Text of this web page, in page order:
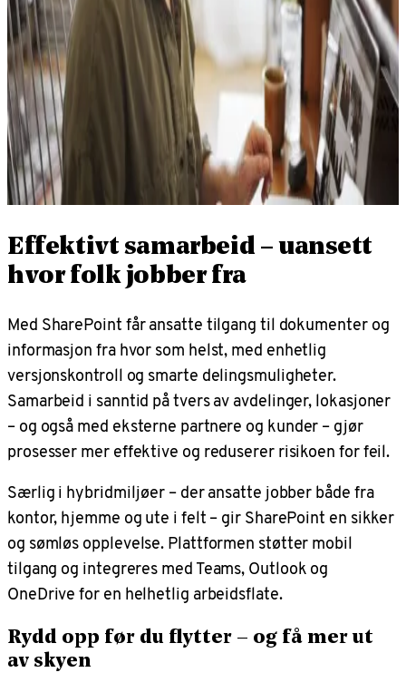
Effektivt samarbeid – uansett
hvor folk jobber fra
Med SharePoint får ansatte tilgang til dokumenter og
informasjon fra hvor som helst, med enhetlig
versjonskontroll og smarte delingsmuligheter.
Samarbeid i sanntid på tvers av avdelinger, lokasjoner
– og også med eksterne partnere og kunder – gjør
prosesser mer effektive og reduserer risikoen for feil.
Særlig i hybridmiljøer – der ansatte jobber både fra
kontor, hjemme og ute i felt – gir SharePoint en sikker
og sømløs opplevelse. Plattformen støtter mobil
tilgang og integreres med Teams, Outlook og
OneDrive for en helhetlig arbeidsflate.
Rydd opp før du flytter – og få mer ut
av skyen